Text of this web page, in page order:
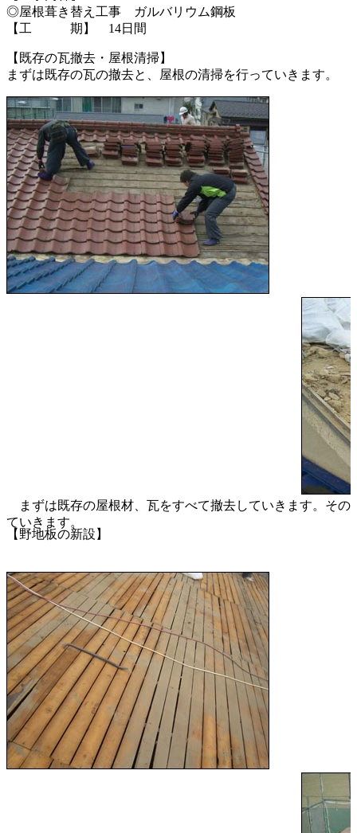
◎屋根葺き替え工事 ガルバリウム鋼板
【工 期】 14日間
【既存の瓦撤去・屋根清掃】
まずは既存の瓦の撤去と、屋根の清掃を行っていきます。
まずは既存の屋根材、瓦をすべて撤去していきます。その
ていきます。
【野地板の新設】